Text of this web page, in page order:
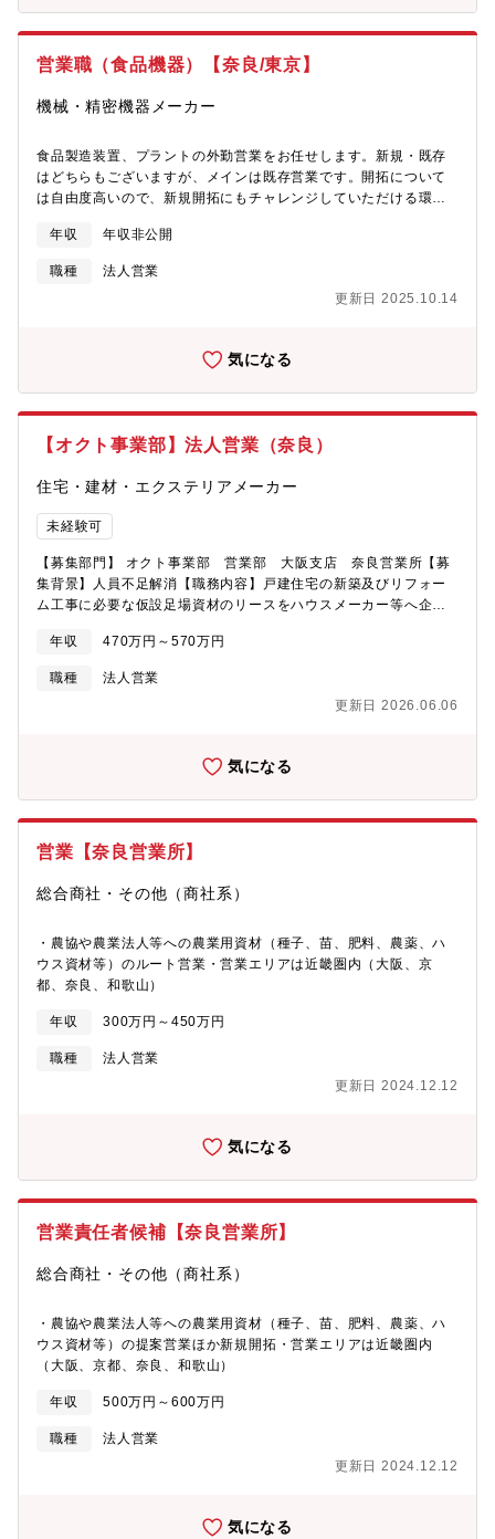
度 ・資格所持手当あり【やりがい・魅力】既存の大規模代理店
ただきます。大手企業・公共案件など影響力の大きいプロジェク
営業ができます。個人での飛び込み営業は一切無く、既存の代理
店パートナー様の同行営業や製品勉強会がメインとなります。パ
ートナーセールスとしては通常のセールス職以上に、商材選定や
力・専門知識をのスキルを日々磨け、深めることができるのは大
通じて、異なる業界や市場の知識も広がり、自身の視野を広げる
ことができます。【募集背景】増員全国規模での代理店パートナ
【働き方】フルリモート・スーパーフレックス制度でフレキシブ
時間勤務（1日）を基準に月の歴日数総労働時間で管理していま
す。予め設定されたみなし残業はありません。1分単位で超過勤務
がり、自身の視野を広げることができます。【案件事例】某大手
企業の販売No.1とのパートナーシップ、某大手公共施設のインフ
ラ監視・某大手大規模インフラ構築運用【募集背景】全国規模の
パートナー様への体制強化と販売促進
営業職（食品機器）【奈良/東京】
機械・精密機器メーカー
食品製造装置、プラントの外勤営業をお任せします。新規・既存
はどちらもございますが、メインは既存営業です。開拓について
は自由度高いので、新規開拓にもチャレンジしていただける環境
均残業時間：月20時間出張：月5日程度【業務の面白み】大量生産
品ではなく、顧客ニーズに応じた一品一様の設備になるので、顧
客の課題特定・ヒアリング力・関係構築などが身につく環境で
す。【同社の製品について】殺菌装置、濃縮装置、浸漬装置、ピ
っております。顧客先は大手～中小まで幅広く、同社の設備を導
回は「食品業界」向けへの製品を担当いただきます。・レトルト
病院で使用する点滴バック「輸液滅菌装置」（国内シェア
年収 年収非公開
職種
法人営業
更新日 2025.10.14
気になる
【オクト事業部】法人営業（奈良）
住宅・建材・エクステリアメーカー
未経験可
【募集部門】 オクト事業部 営業部 大阪支店 奈良営業所【募
集背景】人員不足解消【職務内容】戸建住宅の新築及びリフォー
ム工事に必要な仮設足場資材のリースをハウスメーカー等へ企
作成及び商談、施工スケジュールの管理や施工請負業者との打ち
合わせなどをお任せします。業界内での知名度が高く、ルート営
業が中心となります。世の中に建築ある限り、必要とされ続ける
年収 470万円～570万円
職種
法人営業
更新日 2026.06.06
気になる
営業【奈良営業所】
総合商社・その他（商社系）
・農協や農業法人等への農業用資材（種子、苗、肥料、農薬、ハ
ウス資材等）のルート営業・営業エリアは近畿圏内（大阪、京
都、奈良、和歌山）
年収 300万円～450万円
職種
法人営業
更新日 2024.12.12
気になる
営業責任者候補【奈良営業所】
総合商社・その他（商社系）
・農協や農業法人等への農業用資材（種子、苗、肥料、農薬、ハ
ウス資材等）の提案営業ほか新規開拓・営業エリアは近畿圏内
（大阪、京都、奈良、和歌山）
年収 500万円～600万円
職種
法人営業
更新日 2024.12.12
気になる